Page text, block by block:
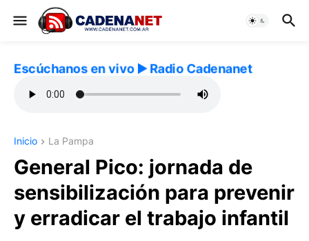
Escúchanos en vivo ▶️ Radio Cadenanet
Inicio La Pampa
General Pico: jornada de
sensibilización para prevenir
y erradicar el trabajo infantil